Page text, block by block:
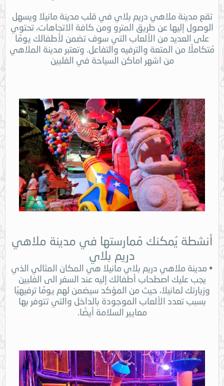
تقع مدينة ملاهي دريم بلاي في قلب مدينة مانيلا ويسهل
الوصول إليها عن طريق المترو ومن كافة الاتجاهات، تحتوي
على العديد من الألعاب التي سوف تضمن لأطفالك يومًا
مُتكاملًا من المتعة والترفيه والتفاعل. وتعتبر مدينة الملاهي
من اشهر اماكن السياحة في الفلبين
أنشطة يُمكنك مُمارستها في مدينة ملاهي
دريم بلاي
• مدينة ملاهي دريم بلاي مانيلا هي المكان المثالي الذي
يجب عليك اصطحاب أطفالك إليه عند السفر الى الفلبين
وزيارتك لمانيلا، حيث من المؤكد سيضمن لهم يومًا ترفيهيًا
بسبب تعدد الألعاب الموجودة بالداخل والتي تتوفر بها
معايير السلامة أيضًا.